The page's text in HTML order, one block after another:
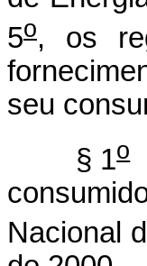
5o, os
seu
§ 1o
Nacional